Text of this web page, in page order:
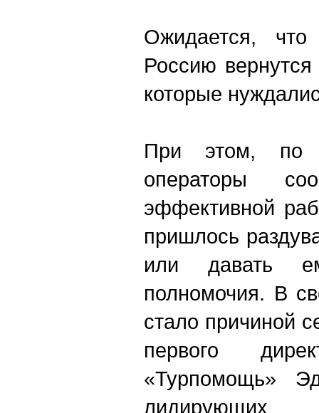
Ожидается,
Россию
которые
При этом, по
операторы
эффективной
пришлось
или давать
полномочия. В
стало причиной
первого
«Турпомощь»
лидирующих